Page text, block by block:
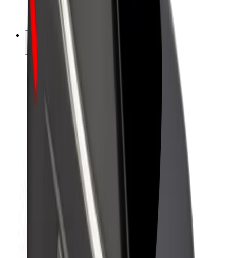
ავტოპარკები
ფრენჩაიზი
კომპანია
ვაკანსიები
Bolt-ის შესახებ
Bolt და ეკომეგობრულობა
ნულოვანი პროექტი
სიახლეები
ბრენდის გზამკვლევი
მისია
ინვესტორებთან ურთიერთობა
ლიდერობა
ბრენდი